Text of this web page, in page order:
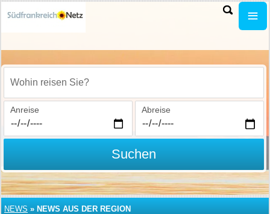
Wohin reisen Sie?
Anreise Abreise
Suchen
NEWS » NEWS AUS DER REGION